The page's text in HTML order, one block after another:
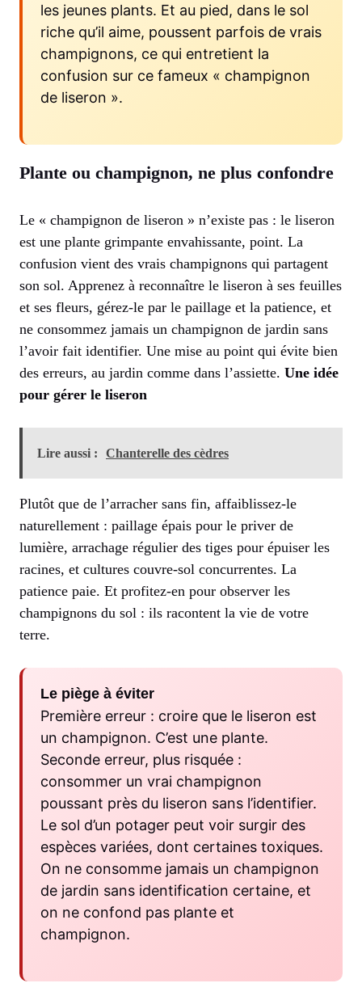
les jeunes plants. Et au pied, dans le sol
riche qu’il aime, poussent parfois de vrais
champignons, ce qui entretient la
confusion sur ce fameux « champignon
de liseron ».
Plante ou champignon, ne plus confondre
Le « champignon de liseron » n’existe pas : le liseron
est une plante grimpante envahissante, point. La
confusion vient des vrais champignons qui partagent
son sol. Apprenez à reconnaître le liseron à ses feuilles
et ses fleurs, gérez-le par le paillage et la patience, et
ne consommez jamais un champignon de jardin sans
l’avoir fait identifier. Une mise au point qui évite bien
des erreurs, au jardin comme dans l’assiette. Une idée
pour gérer le liseron
Lire aussi : Chanterelle des cèdres
Plutôt que de l’arracher sans fin, affaiblissez-le
naturellement : paillage épais pour le priver de
lumière, arrachage régulier des tiges pour épuiser les
racines, et cultures couvre-sol concurrentes. La
patience paie. Et profitez-en pour observer les
champignons du sol : ils racontent la vie de votre
terre.
Le piège à éviter
Première erreur : croire que le liseron est
un champignon. C’est une plante.
Seconde erreur, plus risquée :
consommer un vrai champignon
poussant près du liseron sans l’identifier.
Le sol d’un potager peut voir surgir des
espèces variées, dont certaines toxiques.
On ne consomme jamais un champignon
de jardin sans identification certaine, et
on ne confond pas plante et
champignon.